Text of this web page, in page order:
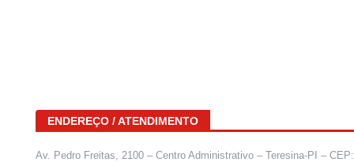
ENDEREÇO / ATENDIMENTO
Av. Pedro Freitas, 2100 – Centro Administrativo – Teresina-PI –